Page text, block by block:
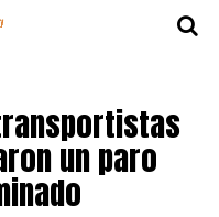
un paro